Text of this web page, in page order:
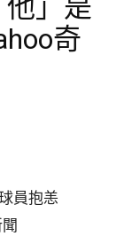
」是
奇
員抱恙